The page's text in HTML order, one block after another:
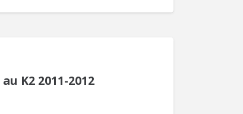
K2 2011-2012